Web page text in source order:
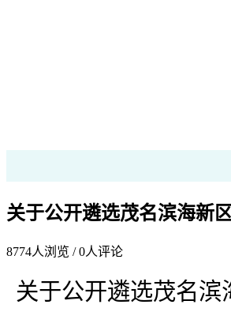
关于公开遴选茂名滨海新
8774人浏览 /0人评论
关于公开遴选茂名滨